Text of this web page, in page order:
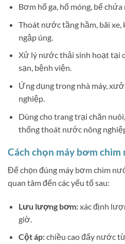
Bơm hố ga, hố móng, bể
Thoát nước tầng hầm, bãi
ngập úng.
Xử lý nước thải sinh hoạt tại
sạn, bệnh viện.
Ứng dụng trong nhà máy,
nghiệp.
Dùng cho trang trại chăn
thống thoát nước nông
Cách chọn máy bơm
Để chọn đúng máy bơm chìm
quan tâm đến các yếu tố sau:
Lưu lượng bơm:xác định
giờ.
Cột áp:chiều cao đẩy nước